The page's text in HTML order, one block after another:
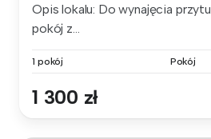
Opis lokalu: Do wynajęcia
pokój z...
1 pokój Pokój
1 300 zł